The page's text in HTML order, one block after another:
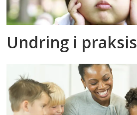
Undring i praksis